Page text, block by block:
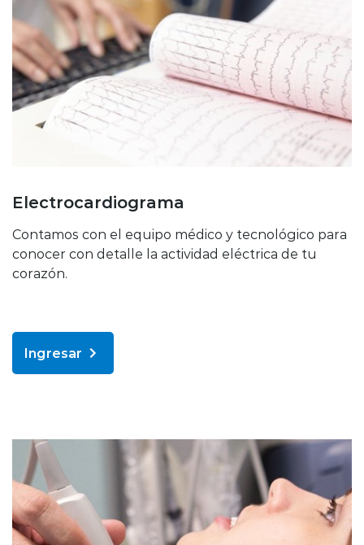
Electrocardiograma
Contamos con el equipo médico y tecnológico para
conocer con detalle la actividad eléctrica de tu
corazón.
Ingresar